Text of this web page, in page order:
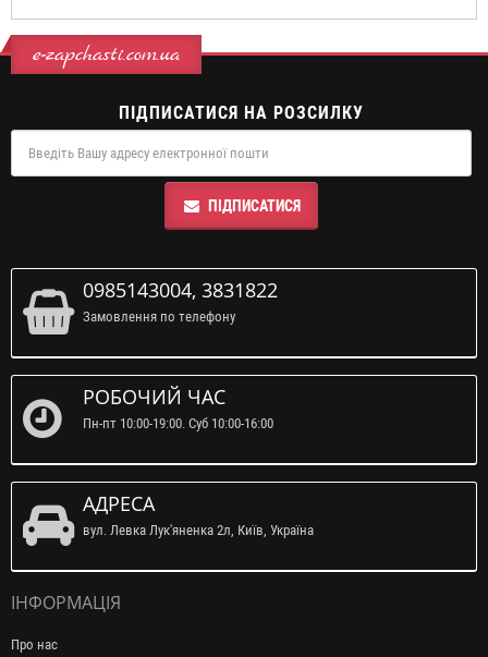
e-zapchasti.com.ua
ПІДПИСАТИСЯ НА РОЗСИЛКУ
ПІДПИСАТИСЯ
0985143004, 3831822
Замовлення по телефону
РОБОЧИЙ ЧАС
Пн-пт 10:00-19:00. Суб 10:00-16:00
АДРЕСА
вул. Левка Лук'яненка 2л, Київ, Україна
ІНФОРМАЦІЯ
Про нас